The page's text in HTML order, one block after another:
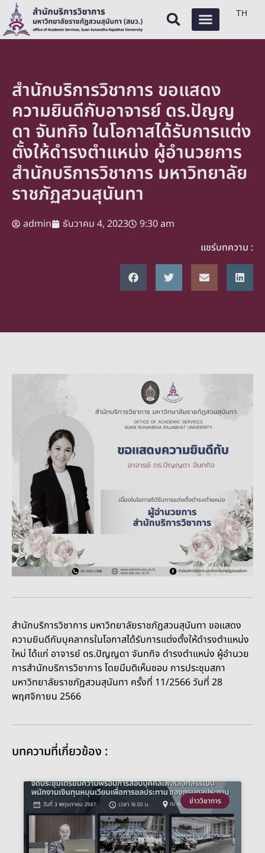
TH
สำนักบริการวิชาการ ขอแสดง
ความยินดีกับอาจารย์ ดร.ปัญญ
ดา จันทกิจ ในโอกาสได้รับการแต่ง
ตั้งให้ดำรงตำแหน่ง ผู้อำนวยการ
สำนักบริการวิชาการ มหาวิทยาลัย
ราชภัฏสวนสุนันทา
admin ธันวาคม 4, 2023
9:30 am
แชร์บทความ :
สำนักบริการวิชาการ มหาวิทยาลัยราชภัฏสวนสุนันทา ขอแสดง
ความยินดีกับบุคลากรในโอกาสได้รับการแต่งตั้งให้ดำรงตำแหน่ง
ใหม่ ได้แก่ อาจารย์ ดร.ปัญญดา จันทกิจ ดำรงตำแหน่ง ผู้อำนวย
การสำนักบริการวิชาการ โดยมีมติเห็นชอบ การประชุมสภา
มหาวิทยาลัยราชภัฏสวนสุนันทา ครั้งที่ 11/2566 วันที่ 28
พฤศจิกายน 2566
บทความที่เกี่ยวข้อง :
ข่าววิชาการ